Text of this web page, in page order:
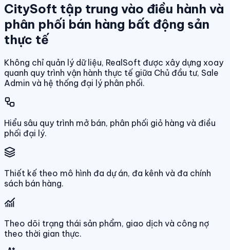
CitySoft tập trung vào điều hành và
phân phối bán hàng bất động sản
thực tế
Không chỉ quản lý dữ liệu, RealSoft được xây dựng xoay
quanh quy trình vận hành thực tế giữa Chủ đầu tư, Sale
Admin và hệ thống đại lý phân phối.
Hiểu sâu quy trình mở bán, phân phối giỏ hàng và điều
phối đại lý.
Thiết kế theo mô hình đa dự án, đa kênh và đa chính
sách bán hàng.
Theo dõi trạng thái sản phẩm, giao dịch và công nợ
theo thời gian thực.